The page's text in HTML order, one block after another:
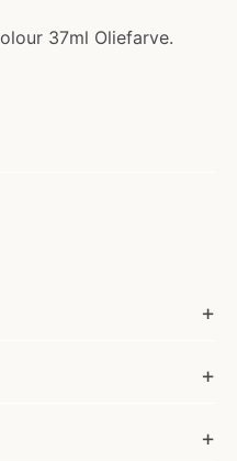
37ml Oliefarve.